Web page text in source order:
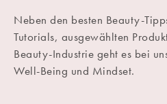
Neben den besten Beauty-
Tutorials, ausgewählten
Beauty-Industrie geht es bei
Well-Being und Mindset.